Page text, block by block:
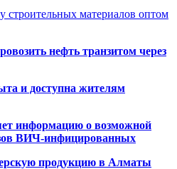
материалов оптом
нефть транзитом через
и доступна жителям
информацию о возможной
ВИЧ-инфицированных
продукцию в Алматы